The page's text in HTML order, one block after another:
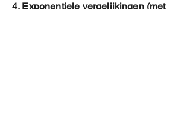
4. Exponentiele vergelijkingen (met